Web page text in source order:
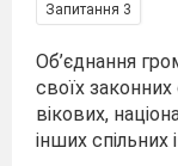
Запитання 3
Об’єднання
своїх законних
вікових,
інших спільних